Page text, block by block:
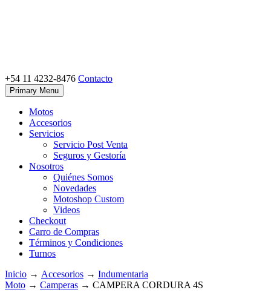
Motoshop Ezeiza
Motos y Accesorios
+54 11 4232-8476 Contacto
Primary Menu
Motos
Accesorios
Servicios
Servicio Post Venta
Seguros y Gestoría
Nosotros
Quiénes Somos
Novedades
Motoshop Custom
Videos
Checkout
Carro de Compras
Términos y Condiciones
Turnos
Inicio → Accesorios → Indumentaria
Moto → Camperas → CAMPERA CORDURA 4S